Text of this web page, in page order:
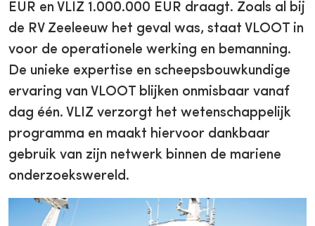
EUR en VLIZ 1.000.000 EUR draagt. Zoals al bij
de RV Zeeleeuw het geval was, staat VLOOT in
voor de operationele werking en bemanning.
De unieke expertise en scheepsbouwkundige
ervaring van VLOOT blijken onmisbaar vanaf
dag één. VLIZ verzorgt het wetenschappelijk
programma en maakt hiervoor dankbaar
gebruik van zijn netwerk binnen de mariene
onderzoekswereld.